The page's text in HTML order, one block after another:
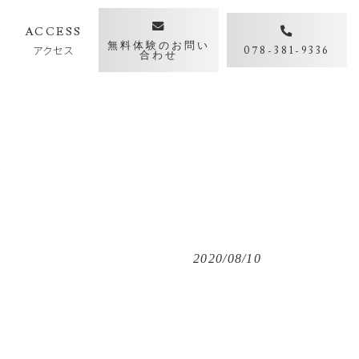
ACCESS
アクセス
無料体験のお問い
合わせ 078-381-9336
2020/08/10